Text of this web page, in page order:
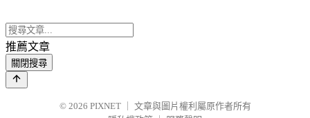
推薦文章
關閉搜尋
© 2026 PIXNET
文章與圖片權利屬原作者所有